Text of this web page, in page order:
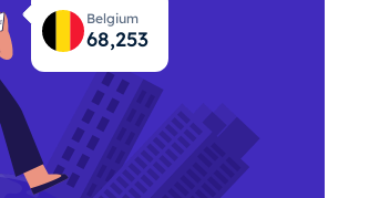
Belgium
68,305